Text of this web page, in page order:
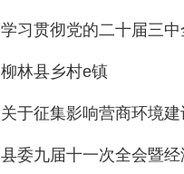
学习贯彻党的二十届三
柳林县乡村e镇
关于征集影响营商环境
县委九届十一次全会暨